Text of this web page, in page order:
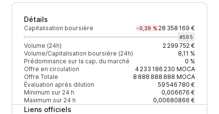
Détails
Capitalisation boursière -0,39 % 28 358 169 €
#595
Volume (24h)
2 299 752 €
Volume/Capitalisation boursière (24h)
8,11 %
Prédominance sur la cap. du marché
0 %
Offre en circulation
4 233 186 230 MOCA
Offre Totale
8 888 888 888 MOCA
Évaluation après dilution
59 546 780 €
Minimum sur 24 h
0,006676 €
Maximum sur 24 h
0,00680866 €
Liens officiels